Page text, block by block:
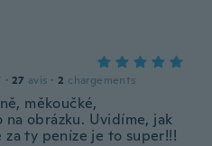
· 27 avis · 2 chargements
měkoučké,
obrázku. Uvidíme, jak
za ty peníze je to super!!!